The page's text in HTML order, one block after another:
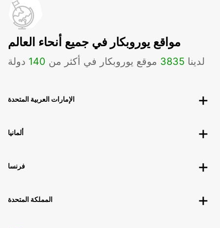
مواقع يوروبكار في جميع أنحاء العالم
لدينا 3835 موقع يوروبكار في أكثر من 140 دولة
الإمارات العربية المتحدة
ألمانيا
فرنسا
المملكة المتحدة